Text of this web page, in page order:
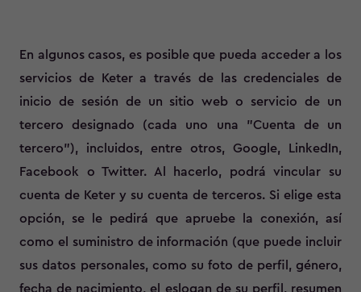
En algunos casos, es posible que pueda acceder a los
servicios de Keter a través de las credenciales de
inicio de sesión de un sitio web o servicio de un
tercero designado (cada uno una "Cuenta de un
tercero"), incluidos, entre otros, Google, LinkedIn,
Facebook o Twitter. Al hacerlo, podrá vincular su
cuenta de Keter y su cuenta de terceros. Si elige esta
opción, se le pedirá que apruebe la conexión, así
como el suministro de información (que puede incluir
sus datos personales, como su foto de perfil, género,
fecha de nacimiento, el eslogan de su perfil, resumen